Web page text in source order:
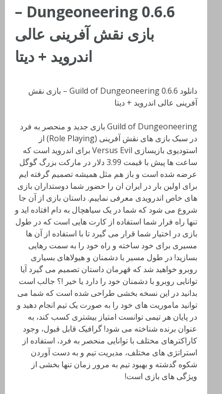
Dungeoneering 0.6.6 –
بازی نقش آفرینی عالی
اندروید + دیتا
دانلود Guild of Dungeoneering 0.6.6 – بازی نقش
آفرینی عالی اندروید + دیتا
Guild of Dungeoneering بازی جدید و منحصر به فرد
در سبک بازی های نقش آفرینی (Role Playing) از
استودیوی بازیسازی Versus Evil برای اندروید است که
ساعت ها پیش با قیمت 3.99 دلار در مارکت بزرگ گوگل
عرضه شده است و باز هم مثل همیشه تصمیم گرفته ایم
برای اولین بار در ایران ان را حضور شما دوستداران بازی
های خاص اندرویدی معرفی نماییم. داستان بازی از آن جا
شروع می شود که شما در یک سیاهچال به دام افتاده اید و
تنها راه فرار شما استفاده از کارت هایی است که در طول
بازی در اختیار شما قرار می گیرد تا با استفاده از آن ها
مسیری برای خود ساخته و راه خود را به سمت رهایی
بسازید! در طول مسیر با دشمنان و هیولاهای بسیاری
روبرو خواهید شد که قهرمان داستان تصمیم می گیرد آیا
توانایی روبرو با دشمنان خود را دارد یا خیر !؟ جالب است
بدانید در این نسخه بخشی طراحی شده است که شما می
توانید ماموریت های خود را به صورت یک تیم انجام دهید و
در پایان هر تیمی توانست امتیاز بیشتری کسب کند، به
عنوان برنده شناخته می شود! گرافیک قابل قبول، وجود
کاراکترهای مختلف با توانایی منحصر به فرد، استفاده از
استراتژی های مختلف، مدیریت تیم و به دست آوردن
شکوه گدشته و بهبود تیم به مرور زمان تنها بخشی از
ویژگی های بازی است!